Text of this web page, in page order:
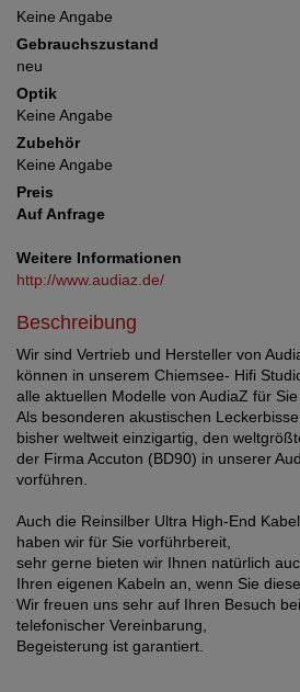
Keine Angabe
Gebrauchszustand
neu
Optik
Keine Angabe
Zubehör
Keine Angabe
Preis
Auf Anfrage
Weitere Informationen
http://www.audiaz.de/
Beschreibung
Wir sind Vertrieb und Hersteller von
können in unserem Chiemsee- Hifi
alle aktuellen Modelle von AudiaZ für Sie
Als besonderen akustischen
bisher weltweit einzigartig, den
der Firma Accuton (BD90) in unserer
vorführen.
Auch die Reinsilber Ultra High-End
haben wir für Sie vorführbereit,
sehr gerne bieten wir Ihnen natürlich
Ihren eigenen Kabeln an, wenn Sie
Wir freuen uns sehr auf Ihren Besuch
telefonischer Vereinbarung,
Begeisterung ist garantiert.